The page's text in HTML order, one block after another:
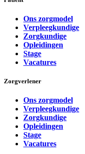
Ons zorgmodel
Verpleegkundige
Zorgkundige
Opleidingen
Stage
Vacatures
Zorgverlener
Ons zorgmodel
Verpleegkundige
Zorgkundige
Opleidingen
Stage
Vacatures